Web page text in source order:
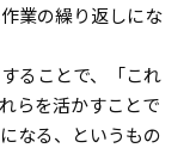
業の繰り返しにな
ることで、「これ
らを活かすことで
なる、というもの